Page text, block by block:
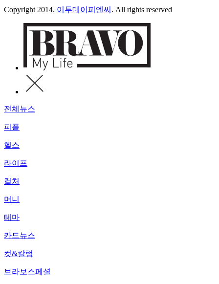
Copyright 2014. 이투데이피엔씨 . All rights reserved
전체뉴스
피플
헬스
라이프
컬처
머니
테마
카드뉴스
컷&칼럼
브라보스페셜